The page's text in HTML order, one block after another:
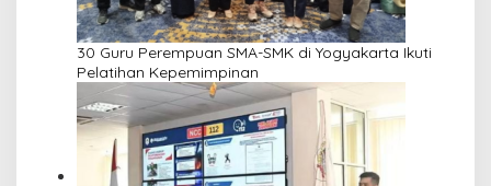
30 Guru Perempuan SMA-SMK di Yogyakarta Ikuti
Pelatihan Kepemimpinan